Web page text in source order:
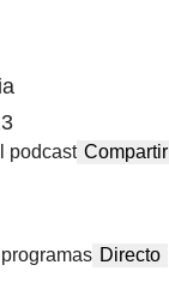
podcast Compartir
Directo